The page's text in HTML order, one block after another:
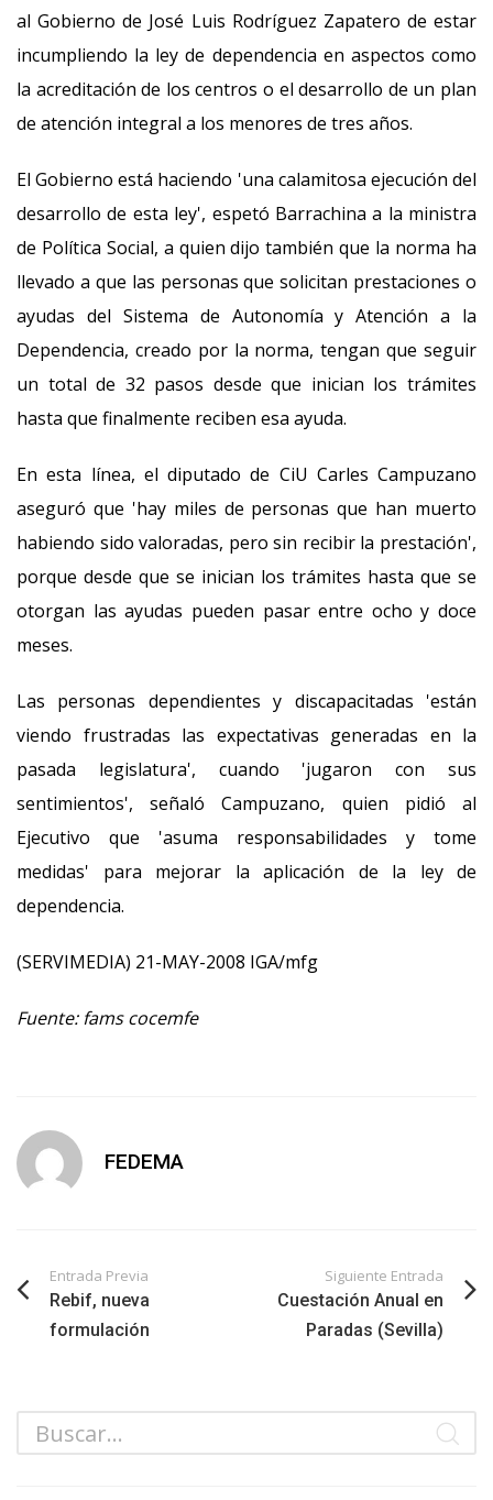
al Gobierno de José Luis Rodríguez Zapatero de estar
incumpliendo la ley de dependencia en aspectos como
la acreditación de los centros o el desarrollo de un plan
de atención integral a los menores de tres años.
El Gobierno está haciendo 'una calamitosa ejecución del
desarrollo de esta ley', espetó Barrachina a la ministra
de Política Social, a quien dijo también que la norma ha
llevado a que las personas que solicitan prestaciones o
ayudas del Sistema de Autonomía y Atención a la
Dependencia, creado por la norma, tengan que seguir
un total de 32 pasos desde que inician los trámites
hasta que finalmente reciben esa ayuda.
En esta línea, el diputado de CiU Carles Campuzano
aseguró que 'hay miles de personas que han muerto
habiendo sido valoradas, pero sin recibir la prestación',
porque desde que se inician los trámites hasta que se
otorgan las ayudas pueden pasar entre ocho y doce
meses.
Las personas dependientes y discapacitadas 'están
viendo frustradas las expectativas generadas en la
pasada legislatura', cuando 'jugaron con sus
sentimientos', señaló Campuzano, quien pidió al
Ejecutivo que 'asuma responsabilidades y tome
medidas' para mejorar la aplicación de la ley de
dependencia.
(SERVIMEDIA) 21-MAY-2008 IGA/mfg
Fuente: fams cocemfe
FEDEMA
Entrada Previa
Rebif, nueva
formulación
Siguiente Entrada
Cuestación Anual en
Paradas (Sevilla)